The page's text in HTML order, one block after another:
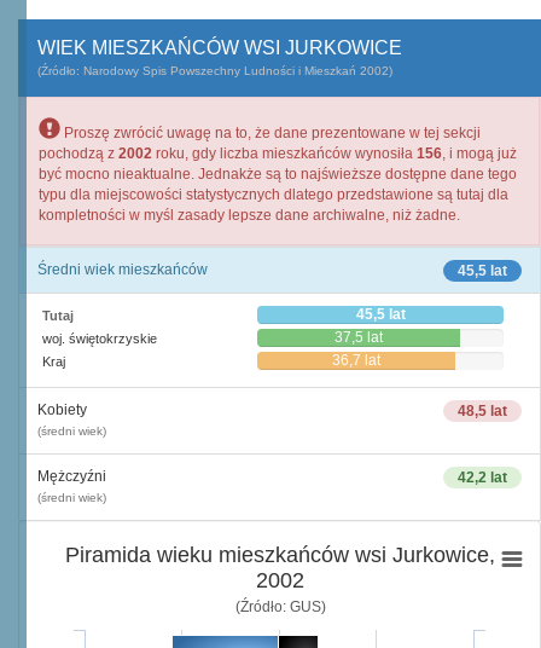
WIEK MIESZKAŃCÓW WSI JURKOWICE
(Źródło: Narodowy Spis Powszechny Ludności i Mieszkań 2002)
Proszę zwrócić uwagę na to, że dane prezentowane w tej sekcji
pochodzą z 2002 roku, gdy liczba mieszkańców wynosiła 156, i mogą już
być mocno nieaktualne. Jednakże są to najświeższe dostępne dane tego
typu dla miejscowości statystycznych dlatego przedstawione są tutaj dla
kompletności w myśl zasady lepsze dane archiwalne, niż żadne.
45,5 lat
Średni wiek mieszkańców
Tutaj 45,5 lat
woj. świętokrzyskie 37,5 lat
Kraj 36,7 lat
48,5 lat
Kobiety
(średni wiek)
42,2 lat
Mężczyźni
(średni wiek)
Piramida wieku mieszkańców wsi Jurkowice,
2002
(Źródło: GUS)